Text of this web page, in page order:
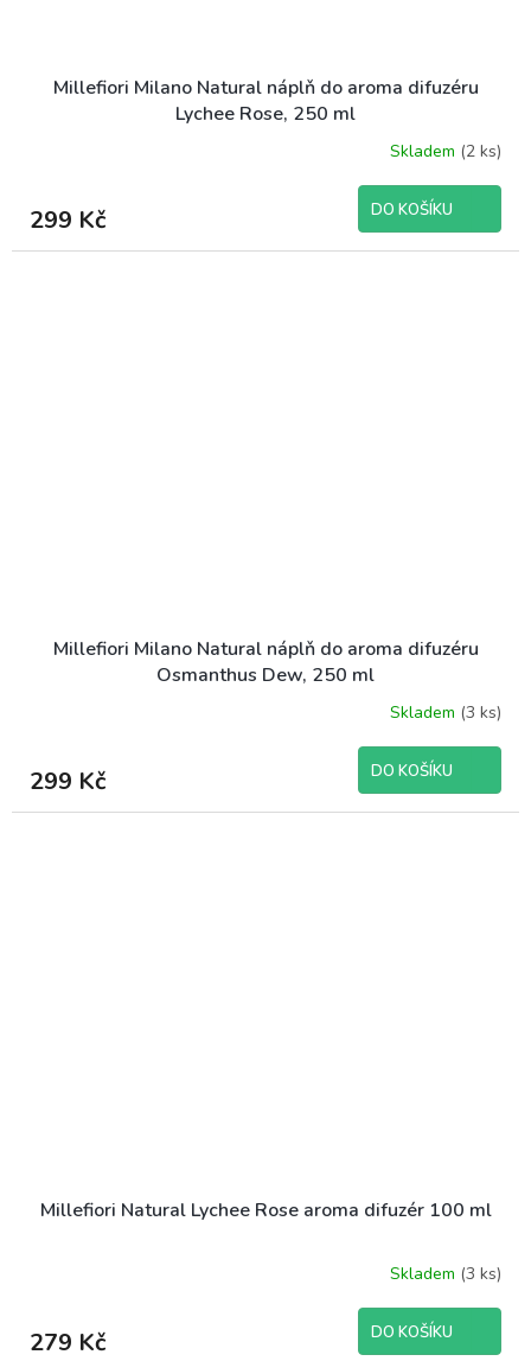
Millefiori Milano Natural náplň do aroma difuzéru
Lychee Rose, 250 ml
Skladem (2 ks)
299 Kč DO KOŠÍKU
Millefiori Milano Natural náplň do aroma difuzéru
Osmanthus Dew, 250 ml
Skladem (3 ks)
299 Kč DO KOŠÍKU
Millefiori Natural Lychee Rose aroma difuzér 100 ml
Skladem (3 ks)
279 Kč DO KOŠÍKU